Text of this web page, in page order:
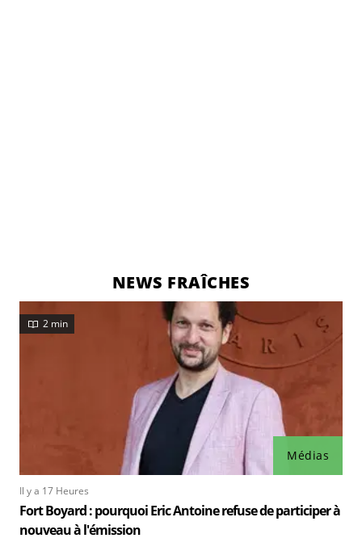
NEWS FRAÎCHES
Médias
2 min
Il y a 17 Heures
Fort Boyard : pourquoi Eric Antoine refuse de participer à
nouveau à l'émission